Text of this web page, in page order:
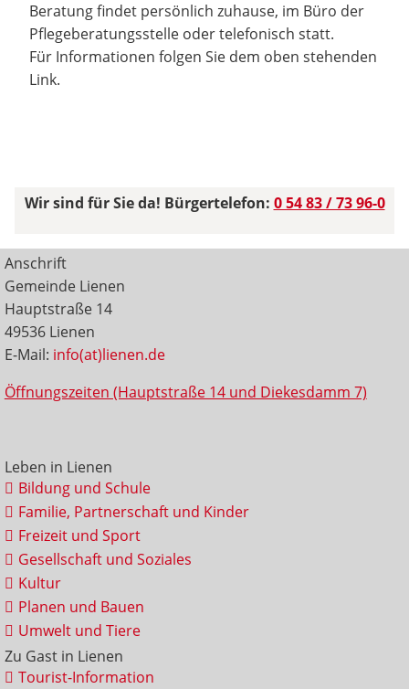
Beratung findet persönlich zuhause, im Büro der
Pflegeberatungsstelle oder telefonisch statt.
Für Informationen folgen Sie dem oben stehenden
Link.
Wir sind für Sie da! Bürgertelefon: 0 54 83 / 73 96-0
Anschrift
Gemeinde Lienen
Hauptstraße 14
49536 Lienen
E-Mail: info(at)lienen.de
Öffnungszeiten (Hauptstraße 14 und Diekesdamm 7)
Leben in Lienen
Bildung und Schule
Familie, Partnerschaft und Kinder
Freizeit und Sport
Gesellschaft und Soziales
Kultur
Planen und Bauen
Umwelt und Tiere
Zu Gast in Lienen
Tourist-Information